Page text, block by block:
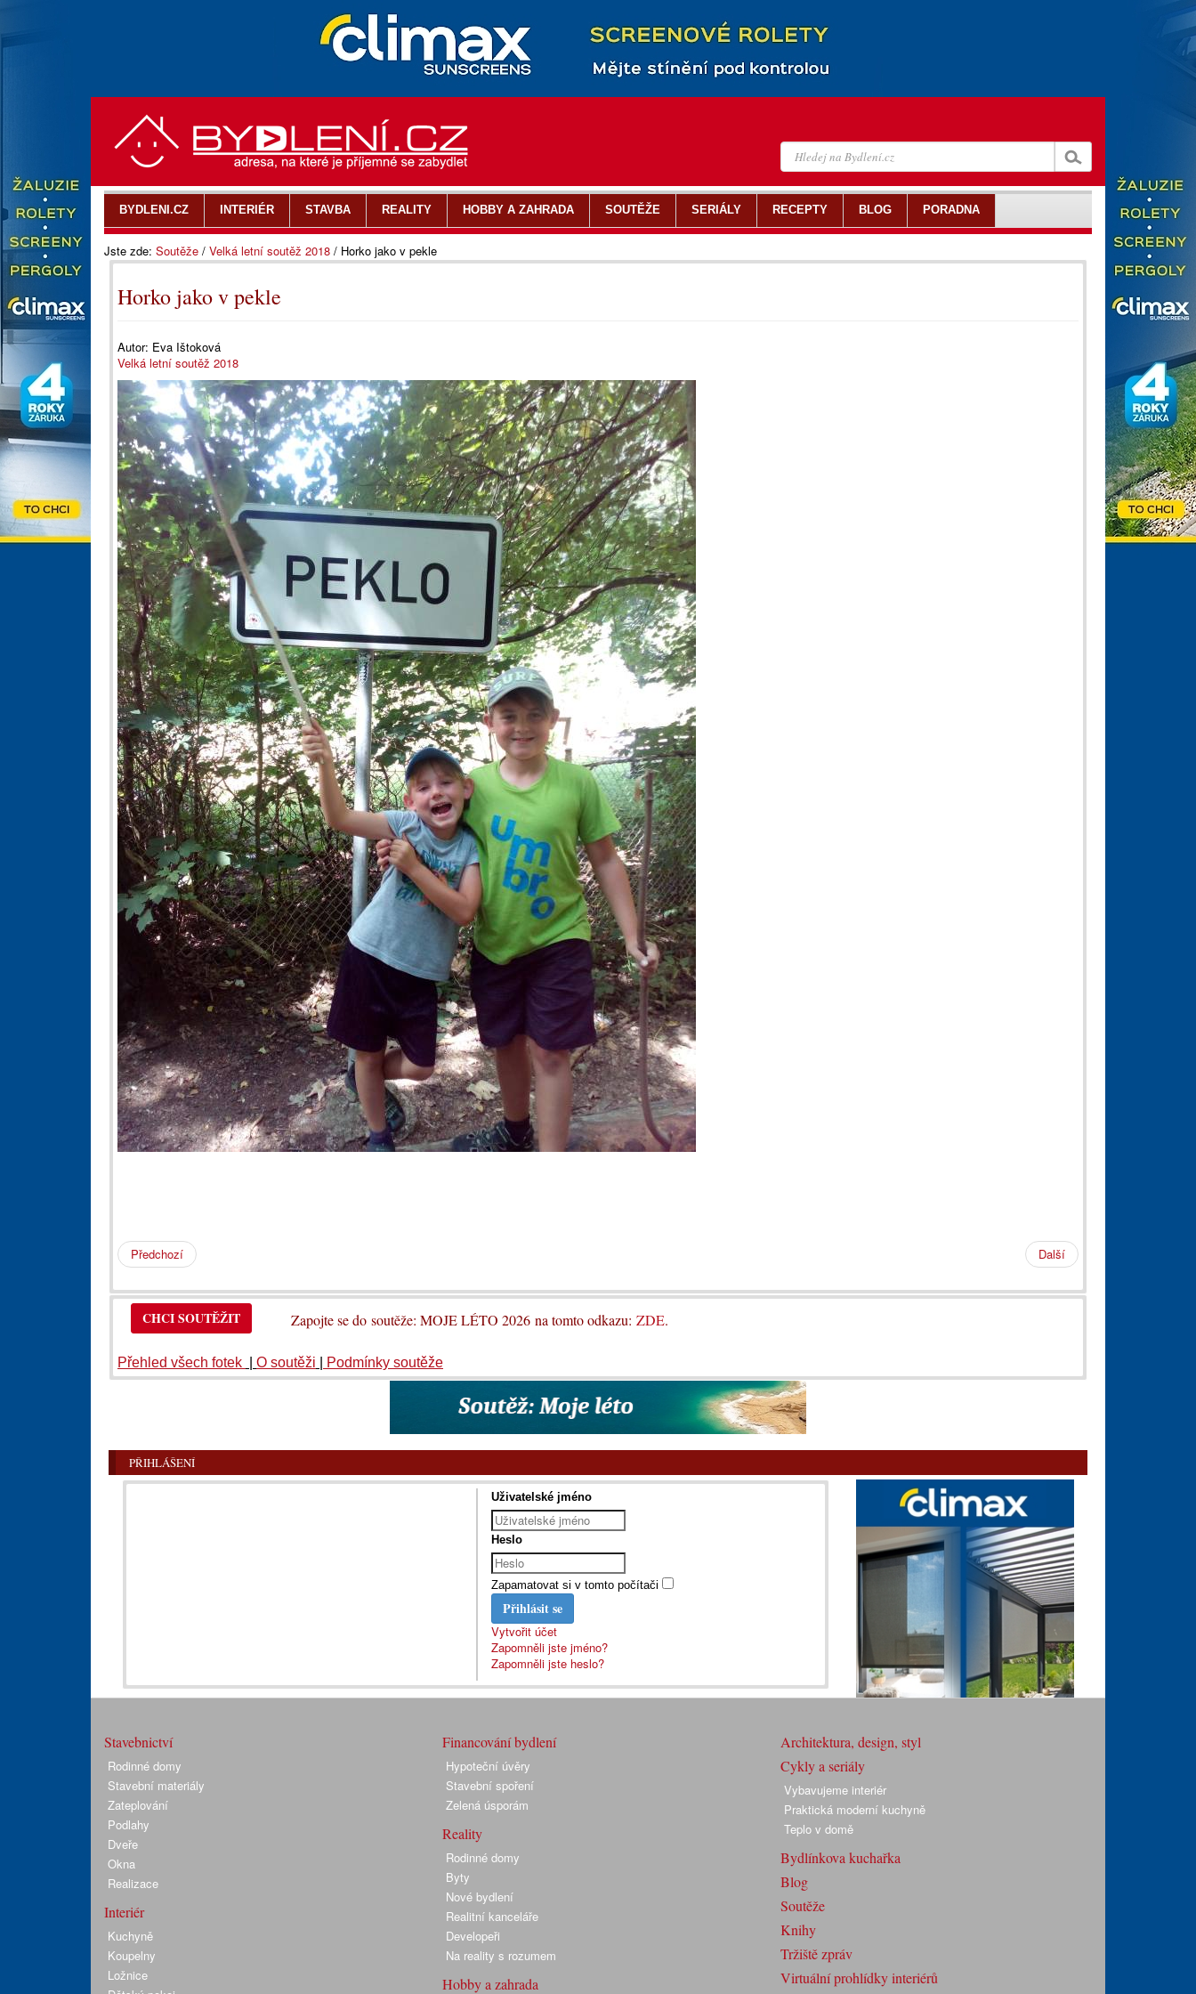
Jste zde: Soutěže / Velká letní soutěž 2018 / Horko jako v pekle
Horko jako v pekle
Autor: Eva Ištoková
Velká letní soutěž 2018
Předchozí Další
CHCI SOUTĚŽIT Zapojte se do soutěže: MOJE LÉTO 2026 na tomto odkazu: ZDE.
Přehled všech fotek O soutěži Podmínky soutěže
PŘIHLÁŠENÍ
Uživatelské jméno
Heslo
Zapamatovat si v tomto počítači
Přihlásit se
Vytvořit účet
Zapomněli jste jméno?
Zapomněli jste heslo?
BYDLENI.CZ INTERIÉR STAVBA REALITY HOBBY A ZAHRADA SOUTĚŽE SERIÁLY RECEPTY BLOG PORADNA
Stavebnictví
Rodinné domy
Stavební materiály
Zateplování
Podlahy
Dveře
Okna
Realizace
Interiér
Kuchyně
Koupelny
Ložnice
Financování bydlení
Hypoteční úvěry
Stavební spoření
Zelená úsporám
Reality
Rodinné domy
Byty
Nové bydlení
Realitní kanceláře
Developeři
Na reality s rozumem
Hobby a zahrada
Architektura, design, styl
Cykly a seriály
Vybavujeme interiér
Praktická moderní kuchyně
Teplo v domě
Bydlínkova kuchařka
Blog
Soutěže
Knihy
Tržiště zpráv
Virtuální prohlídky interiérů